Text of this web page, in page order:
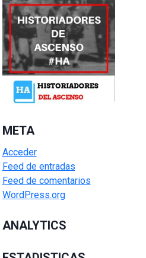
META
Acceder
Feed de entradas
Feed de comentarios
WordPress.org
ANALYTICS